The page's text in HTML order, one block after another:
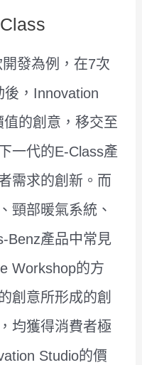
發為例，在7次
，Innovation
的創意，移交至
一代的E-Class產
需求的創新。而
頸部暖氣系統、
Benz產品中常見
Workshop的方
創意所形成的創
均獲得消費者極
Studio的價